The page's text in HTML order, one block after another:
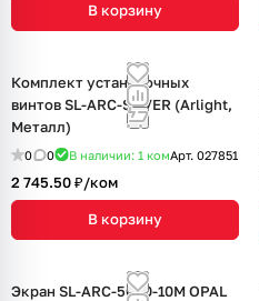
В корзину
Комплект установочных
винтов SL-ARC-SILVER (Arlight,
Металл)
0 0 В наличии: 1 комАрт. 027851
2 745.50 ₽/ком
В корзину
Экран SL-ARC-5060-10M OPAL